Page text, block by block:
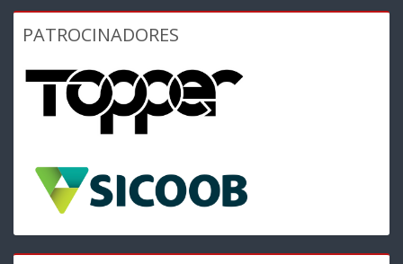
PATROCINADORES